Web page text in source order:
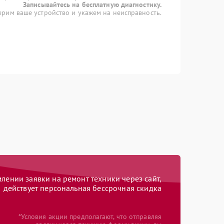
Записывайтесь на бесплатную диагностику.
ваше устройство и укажем на неисправность.
заявки на ремонт техники через сайт,
действует персональная бессрочная скидка
*Условия акции предполагают, что отправляя